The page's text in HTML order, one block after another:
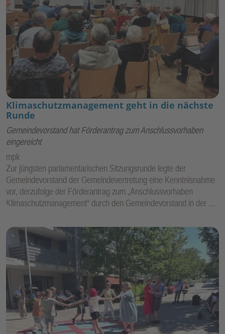
Klimaschutzmanagement geht in die nächste
Runde
Gemeindevorstand hat Förderantrag zum Anschlussvorhaben
eingereicht
mpk
Zur jüngsten parlamentarischen Sitzungsrunde legte der
Gemeindevorstand der Gemeindevertretung eine Kenntnisnahme
vor, derzufolge der Förderantrag zum „Anschlussvorhaben
Klimaschutzmanagement“ durch den Gemeindevorstand in der …